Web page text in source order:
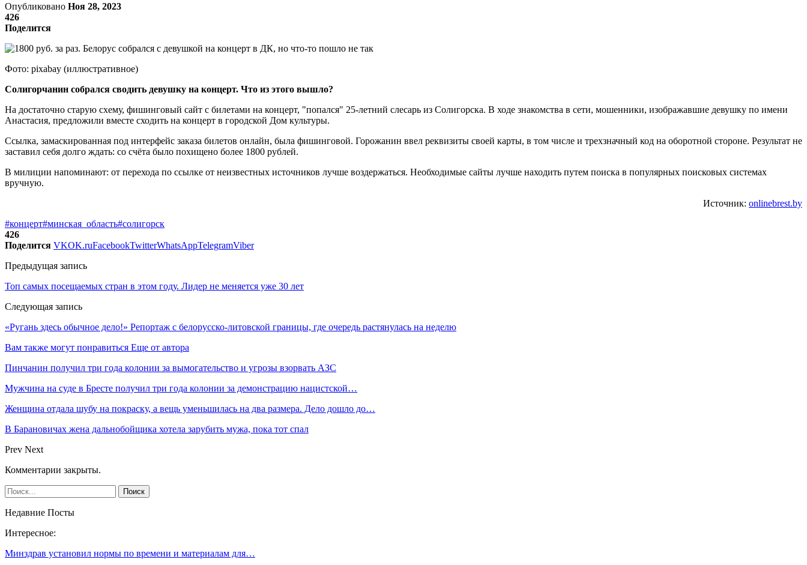
Опубликовано Ноя 28, 2023
426
Поделится
Фото: pixabay (иллюстративное)
Солигорчанин собрался сводить девушку на концерт. Что из этого вышло?
На достаточно старую схему, фишинговый сайт с билетами на концерт, "попался" 25-летний слесарь из Солигорска. В ходе знакомства в сети, мошенники, изображавшие девушку по имени
Анастасия, предложили вместе сходить на концерт в городской Дом культуры.
Ссылка, замаскированная под интерфейс заказа билетов онлайн, была фишинговой. Горожанин ввел реквизиты своей карты, в том числе и трехзначный код на оборотной стороне. Результат не
заставил себя долго ждать: со счёта было похищено более 1800 рублей.
В милиции напоминают: от перехода по ссылке от неизвестных источников лучше воздержаться. Необходимые сайты лучше находить путем поиска в популярных поисковых системах
вручную.
Источник: onlinebrest.by
#концерт#минская_область#солигорск
426
Поделится VKOK.ruFacebookTwitterWhatsAppTelegramViber
Предыдущая запись
Топ самых посещаемых стран в этом году. Лидер не меняется уже 30 лет
Следующая запись
«Ругань здесь обычное дело!» Репортаж с белорусско-литовской границы, где очередь растянулась на неделю
Вам также могут понравиться Еще от автора
Пинчанин получил три года колонии за вымогательство и угрозы взорвать АЗС
Мужчина на суде в Бресте получил три года колонии за демонстрацию нацистской…
Женщина отдала шубу на покраску, а вещь уменьшилась на два размера. Дело дошло до…
В Барановичах жена дальнобойщика хотела зарубить мужа, пока тот спал
Prev Next
Комментарии закрыты.
Недавние Посты
Интересное:
Минздрав установил нормы по времени и материалам для…